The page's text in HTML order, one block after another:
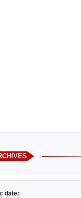
date: